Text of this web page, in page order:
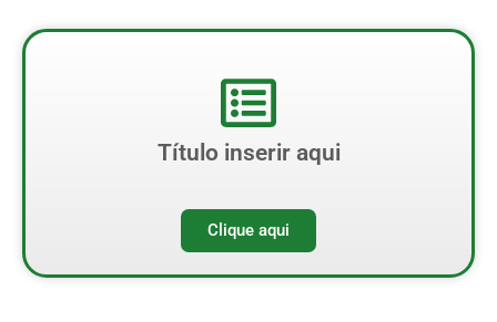
Título inserir aqui
Clique aqui